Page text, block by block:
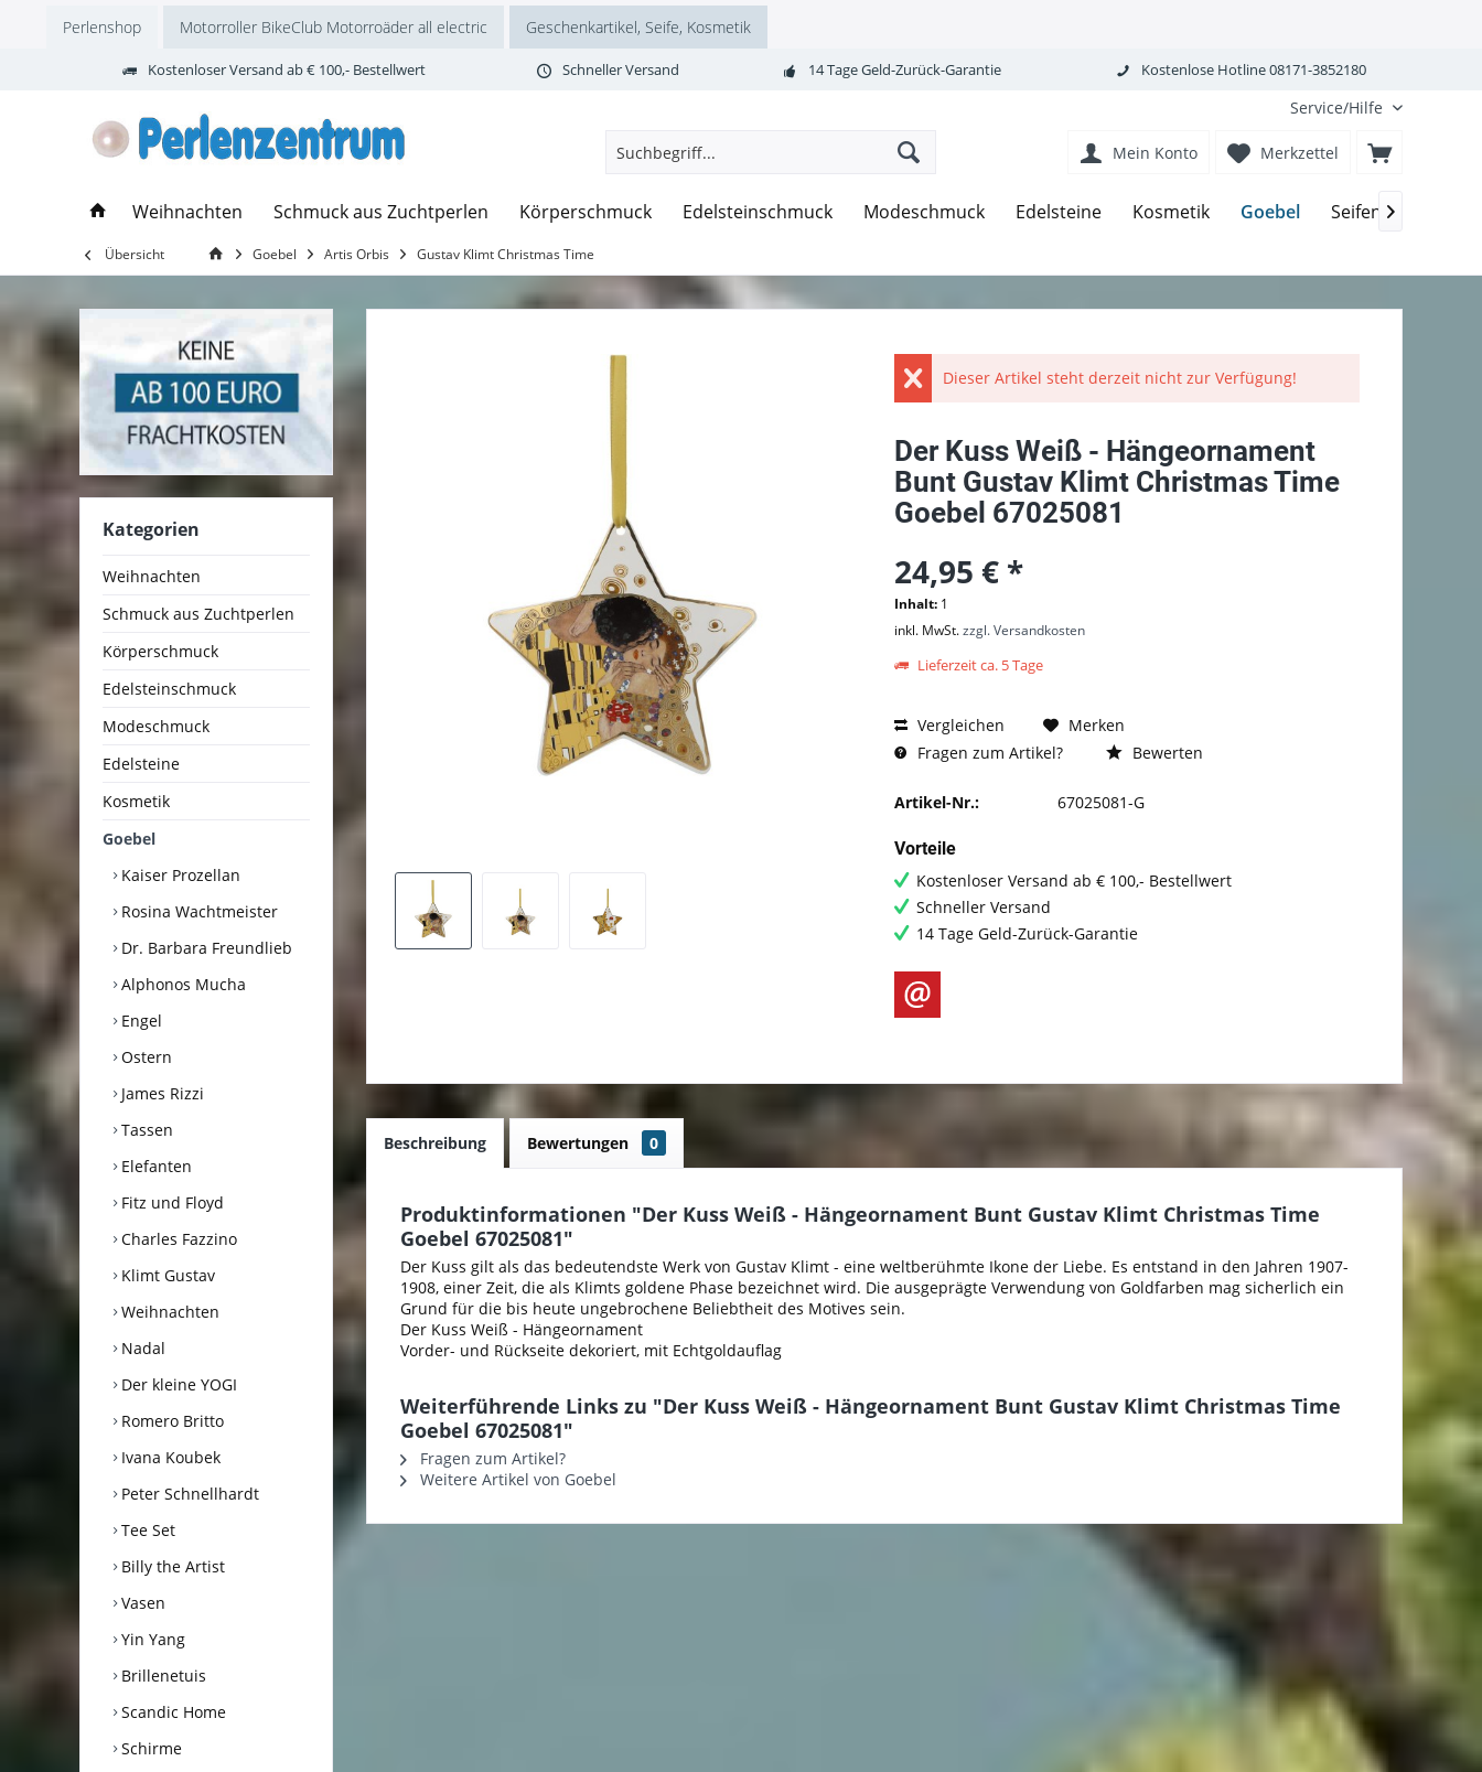
Perlenshop Motorroller BikeClub Motorroäder all electric Geschenkartikel, Seife, Kosmetik
Kostenloser Versand ab € 100,- Bestellwert Schneller Versand 14 Tage Geld-Zurück-Garantie Kostenlose Hotline 08171-3852180
Service/Hilfe
Merkzettel
Mein Konto
Weihnachten Schmuck aus Zuchtperlen Körperschmuck Edelsteinschmuck Modeschmuck Edelsteine Kosmetik Goebel Seifen-
Übersicht Goebel Artis Orbis Gustav Klimt Christmas Time
Kategorien
Weihnachten
Schmuck aus Zuchtperlen
Körperschmuck
Edelsteinschmuck
Modeschmuck
Edelsteine
Kosmetik
Goebel
Kaiser Prozellan
Rosina Wachtmeister
Dr. Barbara Freundlieb
Alphonos Mucha
Engel
Ostern
James Rizzi
Tassen
Elefanten
Fitz und Floyd
Charles Fazzino
Klimt Gustav
Weihnachten
Nadal
Der kleine YOGI
Romero Britto
Ivana Koubek
Peter Schnellhardt
Tee Set
Billy the Artist
Vasen
Yin Yang
Brillenetuis
Scandic Home
Schirme
Dieser Artikel steht derzeit nicht zur Verfügung!
Der Kuss Weiß - Hängeornament
Bunt Gustav Klimt Christmas Time
Goebel 67025081
24,95 € *
Inhalt: 1
inkl. MwSt.zzgl. Versandkosten
Lieferzeit ca. 5 Tage
Vergleichen
Merken
Fragen zum Artikel?
Bewerten
Artikel-Nr.: 67025081-G
Vorteile
Kostenloser Versand ab € 100,- Bestellwert
Schneller Versand
14 Tage Geld-Zurück-Garantie
Beschreibung Bewertungen 0
Produktinformationen "Der Kuss Weiß - Hängeornament Bunt Gustav Klimt Christmas Time
Goebel 67025081"
Der Kuss gilt als das bedeutendste Werk von Gustav Klimt - eine weltberühmte Ikone der Liebe. Es entstand in den Jahren 1907-
1908, einer Zeit, die als Klimts goldene Phase bezeichnet wird. Die ausgeprägte Verwendung von Goldfarben mag sicherlich ein
Grund für die bis heute ungebrochene Beliebtheit des Motives sein.
Der Kuss Weiß - Hängeornament
Vorder- und Rückseite dekoriert, mit Echtgoldauflag
Weiterführende Links zu "Der Kuss Weiß - Hängeornament Bunt Gustav Klimt Christmas Time
Goebel 67025081"
Fragen zum Artikel?
Weitere Artikel von Goebel